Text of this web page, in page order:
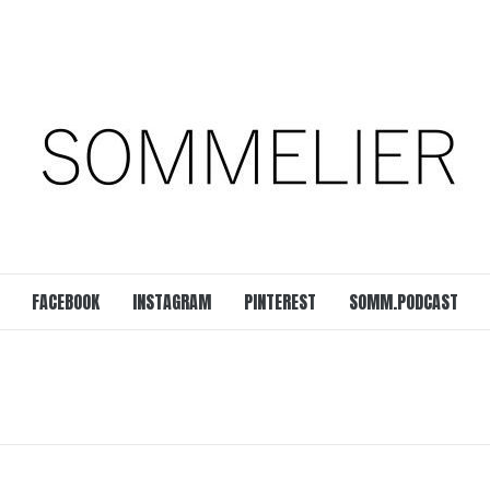
FACEBOOK INSTAGRAM PINTEREST SOMM.PODCAST